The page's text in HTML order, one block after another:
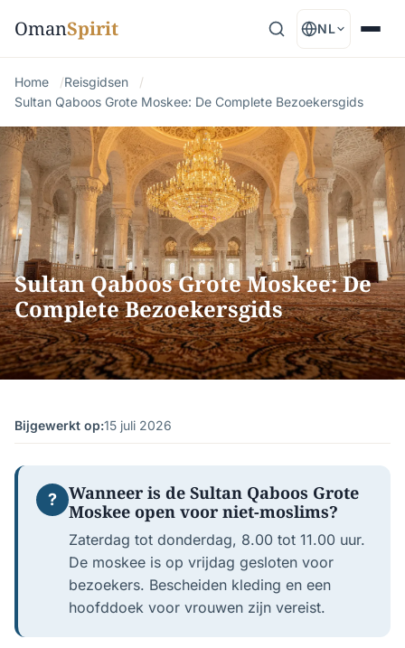
OmanSpirit NL
Home
Reisgidsen
Sultan Qaboos Grote Moskee: De Complete Bezoekersgids
Sultan Qaboos Grote Moskee: De
Complete Bezoekersgids
Bijgewerkt op:15 juli 2026
?
Wanneer is de Sultan Qaboos Grote
Moskee open voor niet-moslims?
Zaterdag tot donderdag, 8.00 tot 11.00 uur.
De moskee is op vrijdag gesloten voor
bezoekers. Bescheiden kleding en een
hoofddoek voor vrouwen zijn vereist.